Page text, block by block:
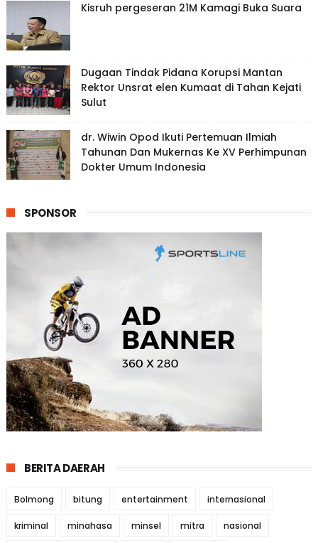
Kisruh pergeseran 21M Kamagi Buka Suara
Dugaan Tindak Pidana Korupsi Mantan
Rektor Unsrat elen Kumaat di Tahan Kejati
Sulut
dr. Wiwin Opod Ikuti Pertemuan Ilmiah
Tahunan Dan Mukernas Ke XV Perhimpunan
Dokter Umum Indonesia
SPONSOR
BERITA DAERAH
Bolmong bitung entertainment internasional
kriminal minahasa minsel mitra nasional